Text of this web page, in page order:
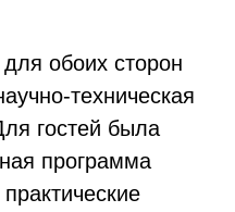
содержанием примесей.
электродов для
печей.
обоих сторон
техническая
гостей была
программа